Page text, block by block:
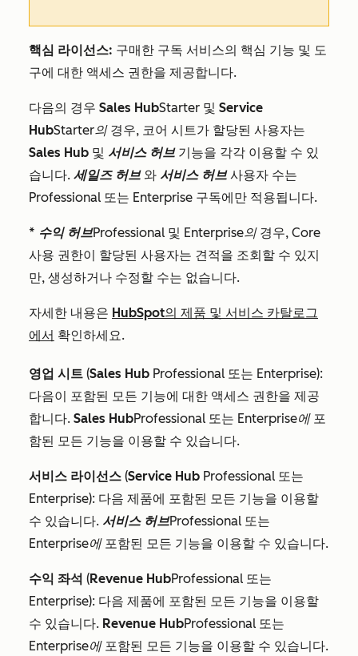
핵심 라이선스: 구매한 구독 서비스의 핵심 기능 및 도
구에 대한 액세스 권한을 제공합니다.
다음의 경우 Sales HubStarter 및 Service
HubStarter의경우, 코어 시트가 할당된 사용자는
Sales Hub 및 서비스 허브기능을 각각 이용할 수 있
습니다. 세일즈 허브와 서비스 허브사용자 수는
Professional 또는 Enterprise 구독에만 적용됩니다.
* 수익 허브Professional 및 Enterprise의경우, Core
사용 권한이 할당된 사용자는 견적을 조회할 수 있지
만, 생성하거나 수정할 수는 없습니다.
자세한 내용은 HubSpot의 제품 및 서비스 카탈로그
에서 확인하세요.
영업 시트 (Sales Hub Professional 또는 Enterprise):
다음이 포함된 모든 기능에 대한 액세스 권한을 제공
합니다. Sales HubProfessional 또는 Enterprise에포
함된 모든 기능을 이용할 수 있습니다.
서비스 라이선스 (Service Hub Professional 또는
Enterprise): 다음 제품에 포함된 모든 기능을 이용할
수 있습니다. 서비스 허브Professional 또는
Enterprise에포함된 모든 기능을 이용할 수 있습니다.
수익 좌석 (Revenue HubProfessional 또는
Enterprise): 다음 제품에 포함된 모든 기능을 이용할
수 있습니다. Revenue HubProfessional 또는
Enterprise에포함된 모든 기능을 이용할 수 있습니다.